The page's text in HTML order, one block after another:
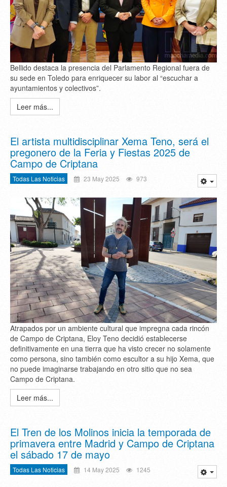
Bellido destaca la presencia del Parlamento Regional fuera de
su sede en Toledo para enriquecer su labor al “escuchar a
ayuntamientos y colectivos”.
Leer más...
El artista multidisciplinar Xema Teno, será el
pregonero de la Feria y Fiestas 2025 de
Campo de Criptana
Todas Las Noticias 23 May 2025 973
Atrapados por un ambiente cultural que impregna cada rincón
de Campo de Criptana, Eloy Teno decidió establecerse
definitivamente en una tierra que ha visto crecer no solamente
como persona, sino también como escultor a su hijo Xema, que
no puede imaginarse trabajando en otro sitio que no sea
Campo de Criptana.
Leer más...
El Tren de los Molinos inicia la temporada de
primavera entre Madrid y Campo de Criptana
el sábado 17 de mayo
Todas Las Noticias 14 May 2025 1245